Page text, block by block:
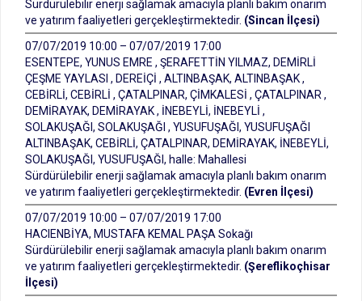
Sürdürülebilir enerji sağlamak amacıyla planlı bakım onarım
ve yatırım faaliyetleri gerçekleştirmektedir. (Sincan İlçesi)
07/07/2019 10:00 – 07/07/2019 17:00
ESENTEPE, YUNUS EMRE , ŞERAFETTİN YILMAZ, DEMİRLİ
ÇEŞME YAYLASI , DEREİÇİ , ALTINBAŞAK, ALTINBAŞAK ,
CEBİRLİ, CEBİRLİ , ÇATALPINAR, ÇİMKALESİ , ÇATALPINAR ,
DEMİRAYAK, DEMİRAYAK , İNEBEYLİ, İNEBEYLİ ,
SOLAKUŞAĞI, SOLAKUŞAĞI , YUSUFUŞAĞI, YUSUFUŞAĞI
ALTINBAŞAK, CEBİRLİ, ÇATALPINAR, DEMİRAYAK, İNEBEYLİ,
SOLAKUŞAĞI, YUSUFUŞAĞI, halle: Mahallesi
Sürdürülebilir enerji sağlamak amacıyla planlı bakım onarım
ve yatırım faaliyetleri gerçekleştirmektedir. (Evren İlçesi)
07/07/2019 10:00 – 07/07/2019 17:00
HACIENBİYA, MUSTAFA KEMAL PAŞA Sokağı
Sürdürülebilir enerji sağlamak amacıyla planlı bakım onarım
ve yatırım faaliyetleri gerçekleştirmektedir. (Şereflikoçhisar
İlçesi)